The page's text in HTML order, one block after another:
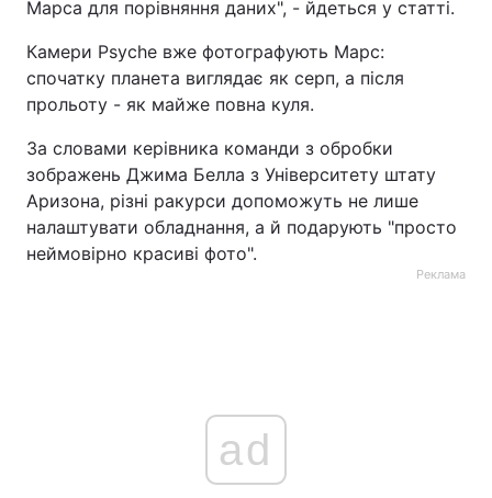
Марса для порівняння даних", - йдеться у статті.
Камери Psyche вже фотографують Марс:
спочатку планета виглядає як серп, а після
прольоту - як майже повна куля.
За словами керівника команди з обробки
зображень Джима Белла з Університету штату
Аризона, різні ракурси допоможуть не лише
налаштувати обладнання, а й подарують "просто
неймовірно красиві фото".
Реклама
ad